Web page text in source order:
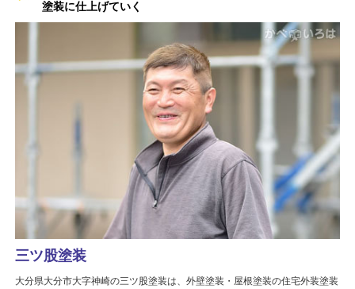
塗装に仕上げていく
三ツ股塗装
大分県大分市大字神崎の三ツ股塗装は、外壁塗装・屋根塗装の住宅外装塗装